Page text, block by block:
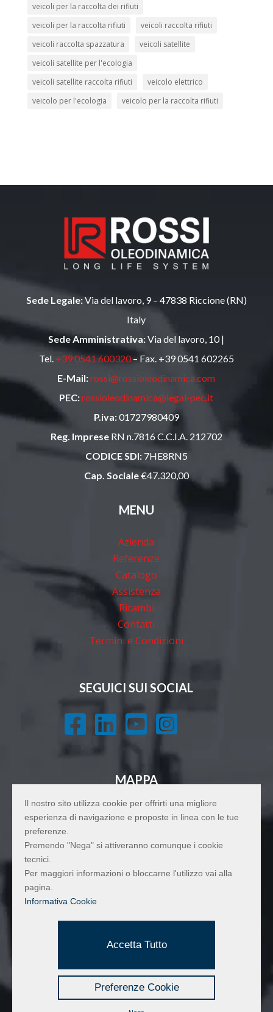
veicoli per la raccolta dei rifiuti
veicoli per la raccolta rifiuti
veicoli raccolta rifiuti
veicoli raccolta spazzatura
veicoli satellite
veicoli satellite per l'ecologia
veicoli satellite raccolta rifiuti
veicolo elettrico
veicolo per l'ecologia
veicolo per la raccolta rifiuti
Sede Legale:Via del lavoro, 9 – 47838 Riccione (RN)
Italy
Sede Amministrativa:Via del lavoro, 10 |
Tel. +39 0541 600320– Fax. +39 0541 602265
E-Mail:rossi@rossioleodinamica.com
PEC:rossioleodinamica@legal-pec.it
P.iva:01727980409
Reg. ImpreseRN n.7816 C.C.I.A. 212702
CODICE SDI: 7HE8RN5
Cap. Sociale€47.320,00
MENU
Azienda
Referenze
Catalogo
Assistenza
Ricambi
Contatti
Termini e Condizioni
SEGUICI SUI SOCIAL
   
MAPPA
Il nostro sito utilizza cookie per offrirti una migliore
esperienza di navigazione e proposte in linea con le tue
preferenze.
Premendo "Nega" si attiveranno comunque i cookie
tecnici.
Per maggiori informazioni o bloccarne l'utilizzo vai alla
pagina.
Informativa Cookie
Accetta Tutto
Preferenze Cookie